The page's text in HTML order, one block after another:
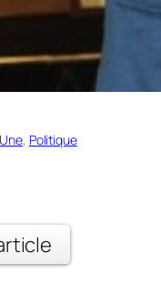
, Politique